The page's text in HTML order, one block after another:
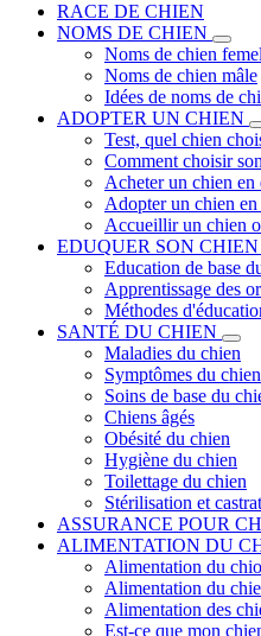
RACE DE CHIEN
NOMS DE CHIEN
Noms de chien
Noms de chien mâle
Idées de noms de
ADOPTER UN CHIEN
Test, quel chien
Comment choisir
Acheter un chien en
Adopter un chien
Accueillir un chien
EDUQUER SON CHIEN
Education de base
Apprentissage des
Méthodes
SANTÉ DU CHIEN
Maladies du chien
Symptômes du chien
Soins de base du
Chiens âgés
Obésité du chien
Hygiène du chien
Toilettage du chien
Stérilisation et
ASSURANCE POUR
ALIMENTATION DU
Alimentation du
Alimentation du
Alimentation des
Est-ce que mon